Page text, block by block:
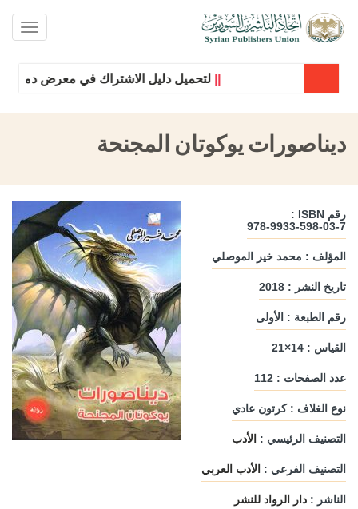
لتحميل دليل الاشتراك في معرض دمشق
ديناصورات يوكوتان المجنحة
رقم ISBN :
978-9933-598-03-7
المؤلف : محمد خير الموصلي
تاريخ النشر : 2018
رقم الطبعة : الأولى
القياس : 14×21
عدد الصفحات : 112
نوع الغلاف : كرتون عادي
التصنيف الرئيسي : الأدب
التصنيف الفرعي : الأدب العربي
الناشر : دار الرواد للنشر